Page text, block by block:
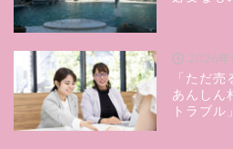
2026年
「ただ
あんしん
トラブル